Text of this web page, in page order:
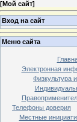
[Мой сайт]
Вход на сайт
Меню сайта
Электронная
Физкультура
Телефоны доверия
Местные